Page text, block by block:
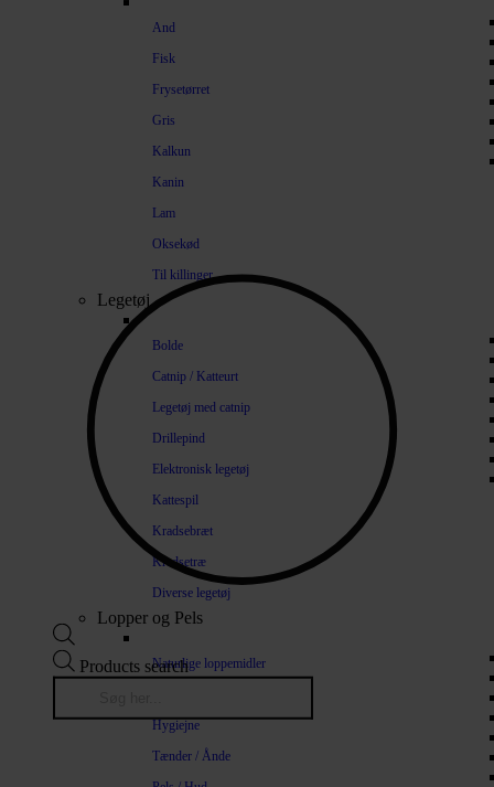
And
Fisk
Frysetørret
Gris
Kalkun
Kanin
Lam
Oksekød
Til killinger
Legetøj
Bolde
Catnip / Katteurt
Legetøj med catnip
Drillepind
Elektronisk legetøj
Kattespil
Kradsebræt
Kradsetræ
Diverse legetøj
Lopper og Pels
Naturlige loppemidler
Hygiejne
Tænder / Ånde
Products search